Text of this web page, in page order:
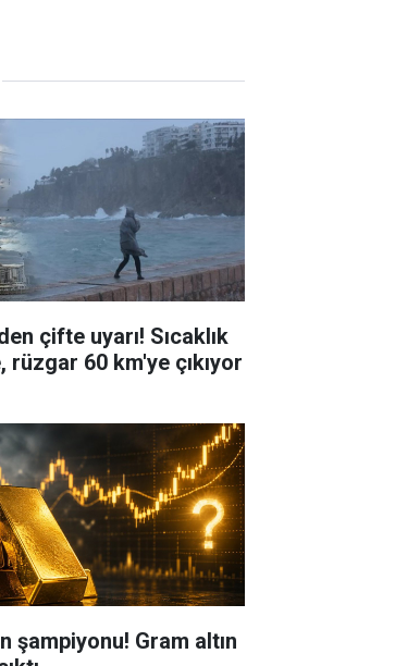
çifte uyarı! Sıcaklık
rüzgar 60 km'ye çıkıyor
şampiyonu! Gram altın